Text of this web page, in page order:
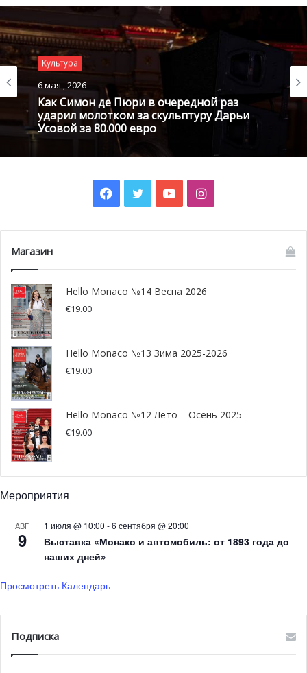
«Удивительно, что несмотря на любовь Бэкона к
культуре Южной Франции и Монако, не было такой
выставки, которая бы показала эти чувства и их
значение в его творчестве, -поделился Мартин. – Таким
образом, «Бэкон, Монако и французская культура»
произведений английского художника показывает
Действительно, выставка не зря получила свое
Культура
6 мая , 2026
Как Симон де Пюри в очередной раз
ударил молотком за скульптуру Дарьи
Усовой за 80.000 евро
Facebook
TwitterYouTubeInstagram
Магазин
Hello Monaco №14 Весна 2026
€19.00
Hello Monaco №13 Зима 2025-2026
€19.00
Hello Monaco №12 Лето – Осень 2025
€19.00
Мероприятия
АВГ
9
1 июля @ 10:00 -6 сентября @ 20:00
Выставка «Монако и автомобиль: от 1893 года до
наших дней»
Просмотреть Календарь
Подписка